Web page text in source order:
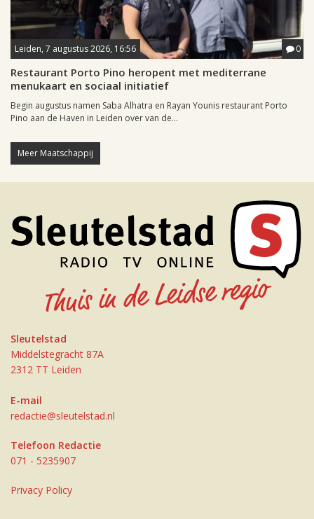
Leiden, 7 augustus 2026, 16:56 0
Restaurant Porto Pino heropent met mediterrane
menukaart en sociaal initiatief
Begin augustus namen Saba Alhatra en Rayan Younis restaurant Porto
Pino aan de Haven in Leiden over van de...
Meer Maatschappij
Sleutelstad
Middelstegracht 87A
2312 TT Leiden
E-mail
redactie@sleutelstad.nl
Telefoon Redactie
071 - 5235907
Privacy Policy